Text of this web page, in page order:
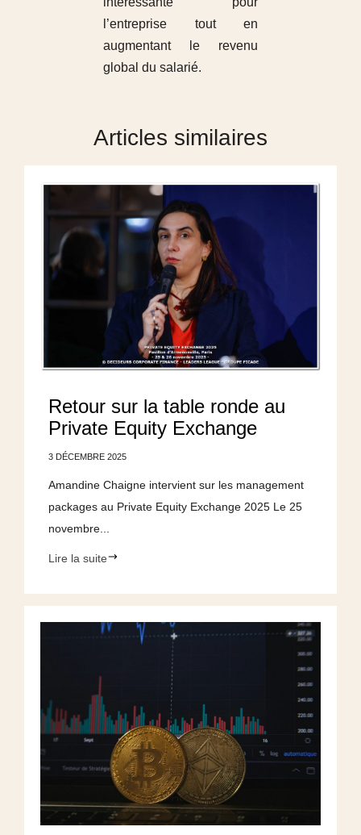
l’entreprise tout en
augmentant le revenu
global du salarié.
Articles similaires
Retour sur la table ronde au
Private Equity Exchange
3 DÉCEMBRE 2025
Amandine Chaigne intervient sur les management
packages au Private Equity Exchange 2025 Le 25
novembre...
Lire la suite